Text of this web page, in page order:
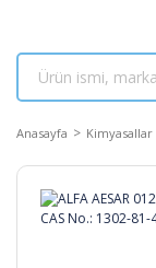
Anasayfa Kimyasallar